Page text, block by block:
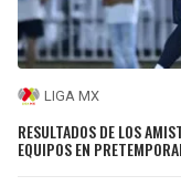
LIGA MX
RESULTADOS DE LOS
EQUIPOS EN